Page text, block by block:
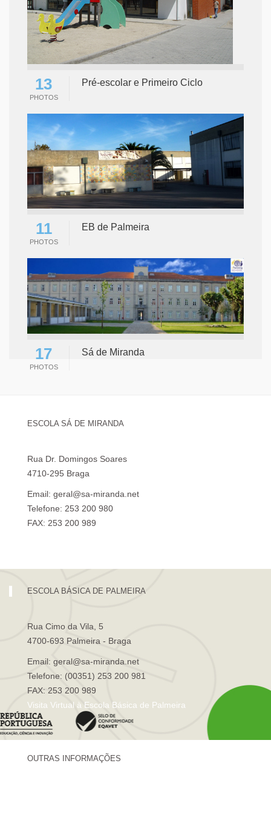
13
PHOTOS
Pré-escolar e Primeiro Ciclo
11
PHOTOS
EB de Palmeira
17
PHOTOS
Sá de Miranda
ESCOLA SÁ DE MIRANDA
Rua Dr. Domingos Soares
4710-295 Braga
Email: geral@sa-miranda.net
Telefone: 253 200 980
FAX: 253 200 989
ESCOLA BÁSICA DE PALMEIRA
Rua Cimo da Vila, 5
4700-693 Palmeira - Braga
Email: geral@sa-miranda.net
Telefone: (00351) 253 200 981
FAX: 253 200 989
Visita Virtual à Escola Básica de Palmeira
OUTRAS INFORMAÇÕES